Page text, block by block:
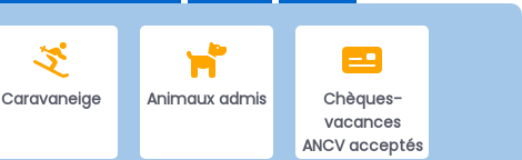
Caravaneige Animaux admis
Chèques-
vacances
ANCV acceptés